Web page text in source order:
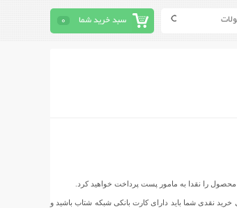
سبد خرید شما 0
را نقدا به مامور پست پرداخت خواهید کرد.
برای خرید نقدی شما باید دارای کارت بانکی شبکه شتاب باشید و